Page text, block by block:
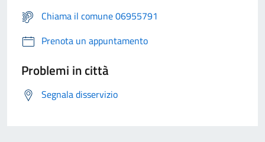
Chiama il comune 06955791
Prenota un appuntamento
Problemi in città
Segnala disservizio